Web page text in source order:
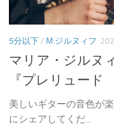
5分以下/ M.ジルヌィフ
マリア・ジルヌ
『プレリュード
美しいギターの音色が
にシェアしてくだ...